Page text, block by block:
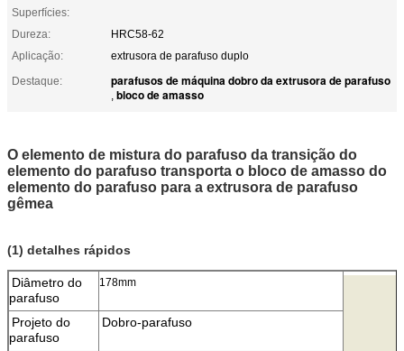
Superfícies:
Dureza:
HRC58-62
Aplicação:
extrusora de parafuso duplo
Destaque:
parafusos de máquina dobro da extrusora de parafuso
, bloco de amasso
O elemento de mistura do parafuso da transição do
elemento do parafuso transporta o bloco de amasso do
elemento do parafuso para a extrusora de parafuso
gêmea
(1) detalhes rápidos
Diâmetro do
parafuso
178mm
Projeto do
parafuso
Dobro-parafuso